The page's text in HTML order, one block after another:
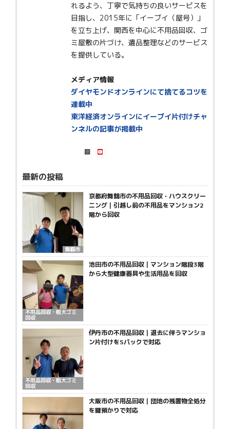
れるよう、丁寧で気持ちの良いサービスを
目指し、2015年に「イーブイ（屋号）」
を立ち上げ、関西を中心に不用品回収、ゴ
ミ屋敷の片づけ、遺品整理などのサービス
を提供している。
メディア情報
ダイヤモンドオンラインにて捨てるコツを
連載中
東洋経済オンラインにイーブイ片付けチャ
ンネルの記事が掲載中
最新の投稿
舞鶴市
京都府舞鶴市の不用品回収・ハウスクリー
ニング｜引越し前の不用品をマンション2
階から回収
不用品回収・粗大ゴミ
回収
池田市の不用品回収｜マンション階段3階
から大型健康器具や生活用品を回収
不用品回収・粗大ゴミ
回収
伊丹市の不用品回収｜退去に伴うマンショ
ン片付けをSパックで対応
大阪市の不用品回収｜団地の残置物全処分
を鍵預かりで対応